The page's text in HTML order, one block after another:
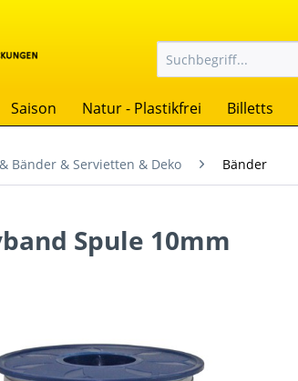
Saison Natur - Plastikfrei Billetts
Bänder & Servietten & Deko Bänder
Spule 10mm